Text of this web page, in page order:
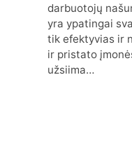
darbuotojų
yra ypatingai
tik efektyvias ir
ir pristato
užsiima…